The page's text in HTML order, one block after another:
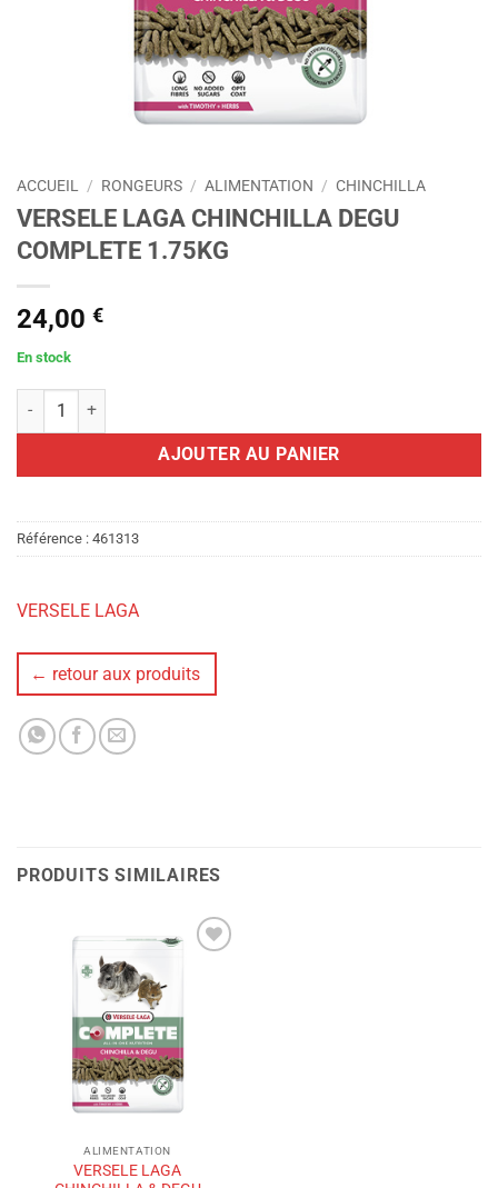
ACCUEIL / RONGEURS / ALIMENTATION / CHINCHILLA
VERSELE LAGA CHINCHILLA DEGU
COMPLETE 1.75KG
24,00 €
En stock
quantité de VERSELE LAGA CHINCHILLA DEGU COMPLETE 1.75KG
AJOUTER AU PANIER
Référence : 461313
VERSELE LAGA
← retour aux produits
PRODUITS SIMILAIRES
souhaits
ALIMENTATION
VERSELE LAGA